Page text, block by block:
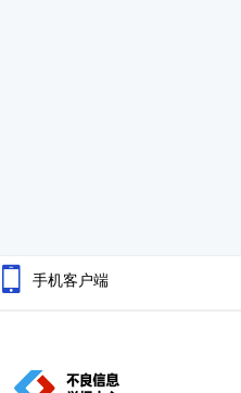
手机客户端